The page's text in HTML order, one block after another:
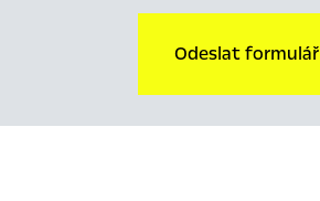
Odeslat formulář